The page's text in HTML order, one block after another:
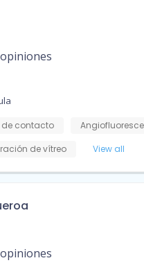
opiniones
contacto
de vítreo View all
opiniones